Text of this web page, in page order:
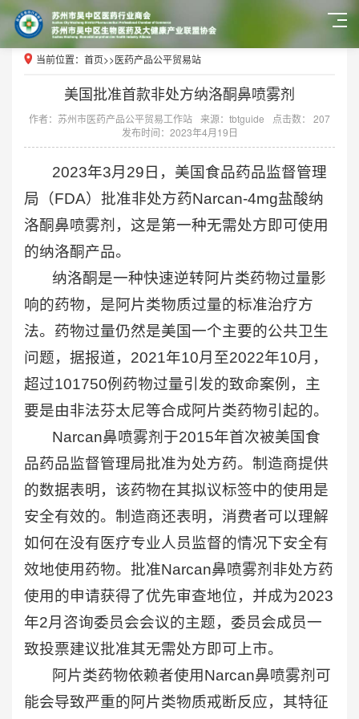
当前位置： 首页>>医药产品公平贸易站
美国批准首款非处方纳洛酮鼻喷雾剂
作者：苏州市医药产品公平贸易工作站 来源：tbtguide
点击数： 207
发布时间：2023年4月19日
2023年3月29日，美国食品药品监督管理
局（FDA）批准非处方药Narcan-4mg盐酸纳
洛酮鼻喷雾剂，这是第一种无需处方即可使用
的纳洛酮产品。
纳洛酮是一种快速逆转阿片类药物过量影
响的药物，是阿片类物质过量的标准治疗方
法。药物过量仍然是美国一个主要的公共卫生
问题，据报道，2021年10月至2022年10月，
超过101750例药物过量引发的致命案例，主
要是由非法芬太尼等合成阿片类药物引起的。
Narcan鼻喷雾剂于2015年首次被美国食
品药品监督管理局批准为处方药。制造商提供
的数据表明，该药物在其拟议标签中的使用是
安全有效的。制造商还表明，消费者可以理解
如何在没有医疗专业人员监督的情况下安全有
效地使用药物。批准Narcan鼻喷雾剂非处方药
使用的申请获得了优先审查地位，并成为2023
年2月咨询委员会会议的主题，委员会成员一
致投票建议批准其无需处方即可上市。
阿片类药物依赖者使用Narcan鼻喷雾剂可
能会导致严重的阿片类物质戒断反应，其特征